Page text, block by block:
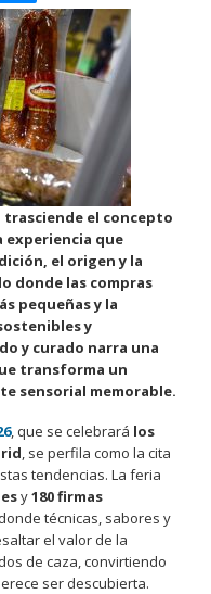
trasciende el concepto
experiencia que
el origen y la
donde las compras
pequeñas y la
y
y curado narra una
transforma un
sensorial memorable.
, que se celebrará los
, se perfila como la cita
tendencias. La feria
y180 firmas
técnicas, sabores y
el valor de la
de caza, convirtiendo
ser descubierta.